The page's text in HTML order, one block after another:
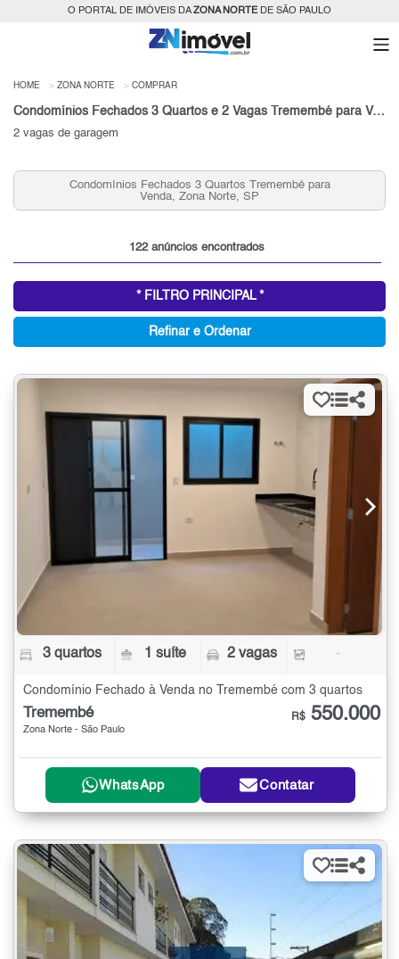
O PORTAL DE IMÓVEIS DAZONA NORTEDE SÃO PAULO
HOME ZONA NORTE COMPRAR
Condomínios Fechados 3 Quartos e 2 Vagas Tremembé para Venda, Zona Norte, SP
2 vagas de garagem
Condomínios Fechados 3 Quartos Tremembé para
Venda, Zona Norte, SP
122 anúncios encontrados
* FILTRO PRINCIPAL *
Refinar e Ordenar
3 quartos 1 suíte 2 vagas -
Condomínio Fechado à Venda no Tremembé com 3 quartos
Tremembé
Zona Norte - São Paulo
R$ 550.000
WhatsApp Contatar